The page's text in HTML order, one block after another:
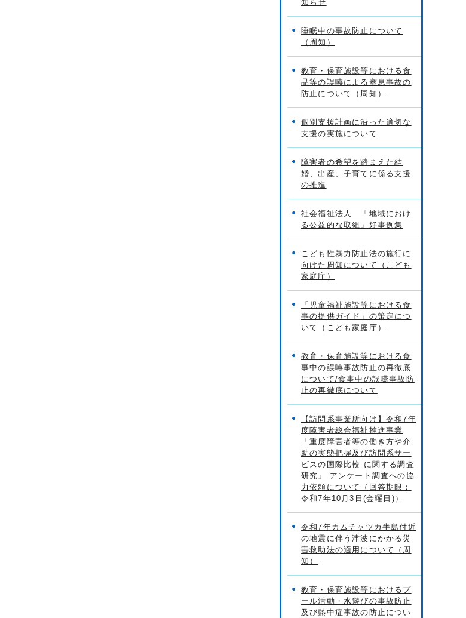
知らせ
睡眠中の事故防止について
（周知）
教育・保育施設等における食
品等の誤嚥による窒息事故の
防止について（周知）
個別支援計画に沿った適切な
支援の実施について
障害者の希望を踏まえた結
婚、出産、子育てに係る支援
の推進
社会福祉法人 「地域におけ
る公益的な取組」好事例集
こども性暴力防止法の施行に
向けた周知について（こども
家庭庁）
「児童福祉施設等における食
事の提供ガイド」の策定につ
いて（こども家庭庁）
教育・保育施設等における食
事中の誤嚥事故防止の再徹底
について/食事中の誤嚥事故防
止の再徹底について
【訪問系事業所向け】令和7年
度障害者総合福祉推進事業
「重度障害者等の働き方や介
助の実態把握及び訪問系サー
ビスの国際比較 に関する調査
研究」 アンケート調査への協
力依頼について（回答期限：
令和7年10月3日(金曜日)）
令和7年カムチャツカ半島付近
の地震に伴う津波にかかる災
害救助法の適用について（周
知）
教育・保育施設等におけるプ
ール活動・水遊びの事故防止
及び熱中症事故の防止につい